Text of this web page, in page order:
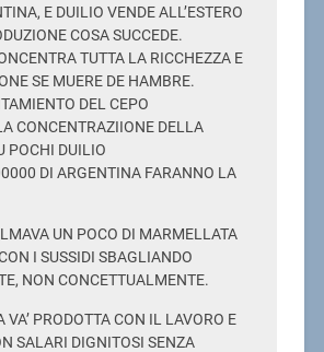
E DUILIO VENDE ALL’ESTERO
COSA SUCCEDE.
TUTTA LA RICCHEZZA E
SE MUERE DE HAMBRE.
DEL CEPO
CONCENTRAZIIONE DELLA
POCHI DUILIO
DI ARGENTINA FARANNO LA
UN POCO DI MARMELLATA
I SUSSIDI SBAGLIANDO
NON CONCETTUALMENTE.
VA’ PRODOTTA CON IL LAVORO E
SALARI DIGNITOSI SENZA